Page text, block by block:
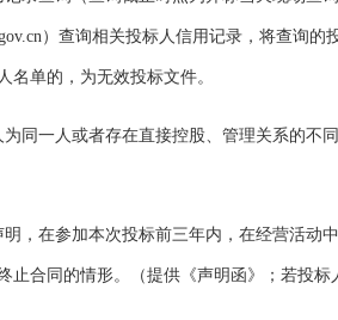
）查询相关投标人信用记录，将查询
名单的，为无效投标文件。
为同一人或者存在直接控股、管理关系的不
明，在参加本次投标前三年内，在经营活动
止合同的情形。（提供《声明函》；若投